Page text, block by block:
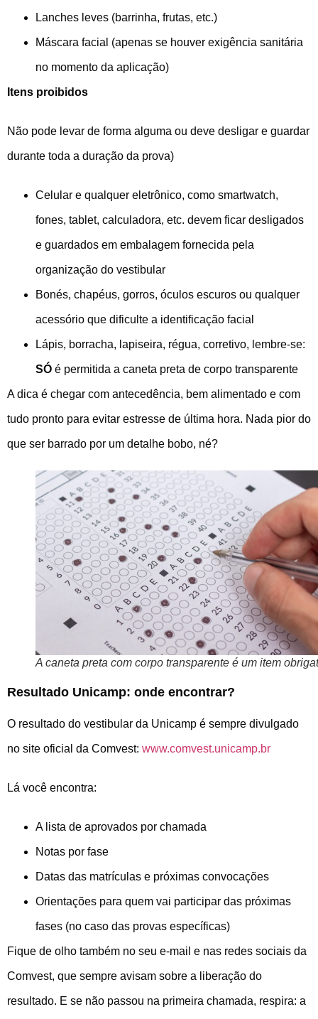
Lanches leves (barrinha, frutas, etc.)
Máscara facial (apenas se houver exigência sanitária
no momento da aplicação)
Itens proibidos
Não pode levar de forma alguma ou deve desligar e guardar
durante toda a duração da prova)
Celular e qualquer eletrônico, como smartwatch,
fones, tablet, calculadora, etc. devem ficar desligados
e guardados em embalagem fornecida pela
organização do vestibular
Bonés, chapéus, gorros, óculos escuros ou qualquer
acessório que dificulte a identificação facial
Lápis, borracha, lapiseira, régua, corretivo, lembre-se:
SÓ é permitida a caneta preta de corpo transparente
A dica é chegar com antecedência, bem alimentado e com
tudo pronto para evitar estresse de última hora. Nada pior do
que ser barrado por um detalhe bobo, né?
A caneta preta com corpo transparente é um item
Resultado Unicamp: onde encontrar?
O resultado do vestibular da Unicamp é sempre divulgado
no site oficial da Comvest: www.comvest.unicamp.br
Lá você encontra:
A lista de aprovados por chamada
Notas por fase
Datas das matrículas e próximas convocações
Orientações para quem vai participar das próximas
fases (no caso das provas específicas)
Fique de olho também no seu e-mail e nas redes sociais da
Comvest, que sempre avisam sobre a liberação do
resultado. E se não passou na primeira chamada, respira: a